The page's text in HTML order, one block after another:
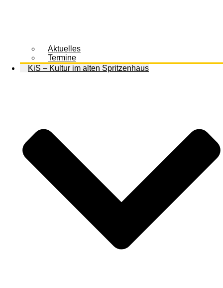
Aktuelles
Termine
KiS – Kultur im alten Spritzenhaus